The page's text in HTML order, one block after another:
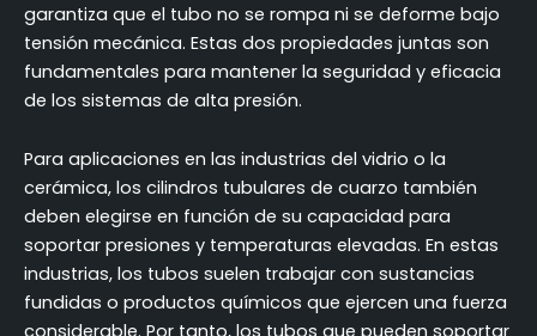
garantiza que el tubo no se rompa ni se deforme bajo
tensión mecánica. Estas dos propiedades juntas son
fundamentales para mantener la seguridad y eficacia
de los sistemas de alta presión.
Para aplicaciones en las industrias del vidrio o la
cerámica, los cilindros tubulares de cuarzo también
deben elegirse en función de su capacidad para
soportar presiones y temperaturas elevadas. En estas
industrias, los tubos suelen trabajar con sustancias
fundidas o productos químicos que ejercen una fuerza